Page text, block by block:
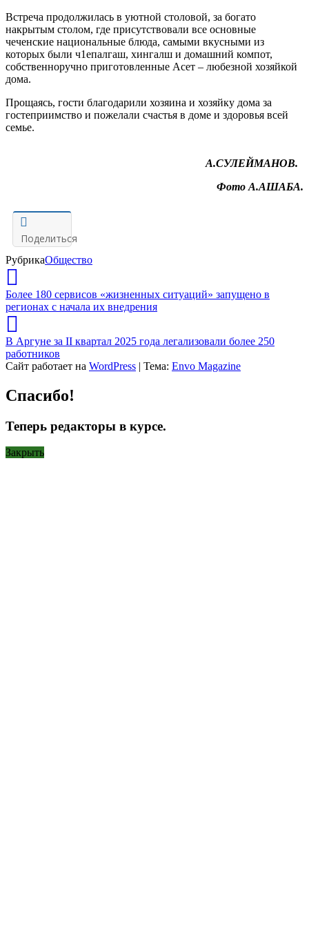
Встреча продолжилась в уютной столовой, за богато
накрытым столом, где присутствовали все основные
чеченские национальные блюда, самыми вкусными из
которых были ч1епалгаш, хингалш и домашний компот,
собственноручно приготовленные Асет – любезной хозяйкой
дома.
Прощаясь, гости благодарили хозяина и хозяйку дома за
гостеприимство и пожелали счастья в доме и здоровья всей
семье.
А.СУЛЕЙМАНОВ.
Фото А.АШАБА.
Поделиться
РубрикаОбщество
Более 180 сервисов «жизненных ситуаций» запущено в
регионах с начала их внедрения
В Аргуне за II квартал 2025 года легализовали более 250
работников
Сайт работает на WordPress | Тема: Envo Magazine
Спасибо!
Теперь редакторы в курсе.
Закрыть